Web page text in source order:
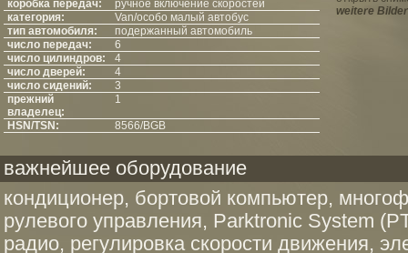
коробка передач:
ручное включение скоростей
категория:
Van/особо малый автобус
тип автомобиля:
подержанный автомобиль
число передач:
6
число цилиндров:
4
число дверей:
4
число сидений:
3
прежний
владелец:
1
HSN/TSN: 8566/BGB
weitere Bilder
важнейшее оборудование
кондиционер, бортовой компьютер,
рулевого управления, Parktronic System
радио, регулировка скорости движения,